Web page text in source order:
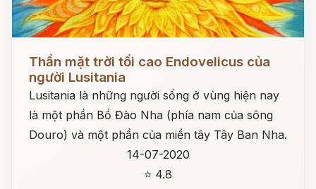
Đọc ngay
Thần mặt trời tối cao Endovelicus của
người Lusitania
Lusitania là những người sống ở vùng hiện nay
là một phần Bồ Đào Nha (phía nam của sông
Douro) và một phần của miền tây Tây Ban Nha.
14-07-2020
⭐ 4.8